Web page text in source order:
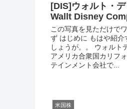
[DIS]ウォルト・
Wallt Disney
この写真を見ただけで
ず はじめに もはや紹
しょうが。。 ウォルト
アメリカ合衆国カリフ
テインメント会社で...
米国株